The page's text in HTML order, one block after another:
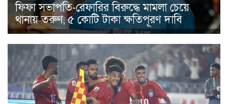
ফিফা সভাপতি-রেফারির বিরুদ্ধে মামলা চেয়ে
থানায় তরুণ, ৫ কোটি টাকা ক্ষতিপূরণ দাবি